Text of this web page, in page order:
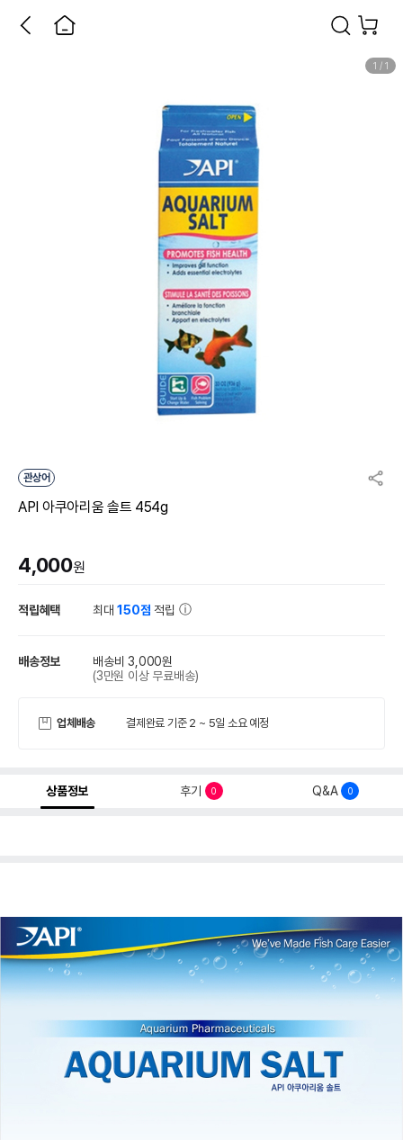
1 / 1
관상어
API 아쿠아리움 솔트 454g
4,000원
적립혜택 최대150점 적립
배송정보
배송비 3,000원
(3만원 이상 무료배송)
업체배송 결제완료 기준 2 ~ 5일 소요 예정
상품정보 후기 0 Q&A 0